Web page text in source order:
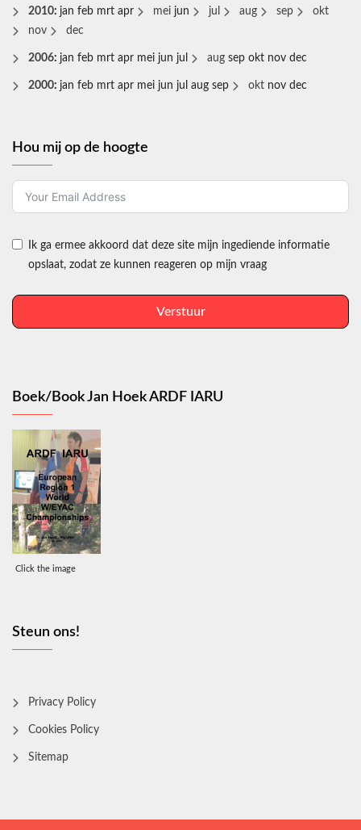
2010: jan feb mrt apr mei jun jul aug sep
okt
nov
dec
2006: jan feb mrt apr mei jun jul aug sep okt nov dec
2000: jan feb mrt apr mei jun jul aug sep okt nov dec
Hou mij op de hoogte
Ik ga ermee akkoord dat deze site mijn ingediende informatie
opslaat, zodat ze kunnen reageren op mijn vraag
Verstuur
Boek/Book Jan Hoek ARDF IARU
Click the image
Steun ons!
Privacy Policy
Cookies Policy
Sitemap